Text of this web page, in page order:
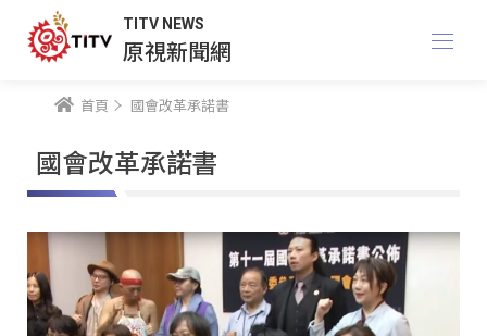
TITV NEWS
原視新聞網
首頁 國會改革承諾書
國會改革承諾書